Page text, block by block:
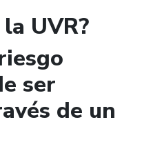
UVR?
ser
de un